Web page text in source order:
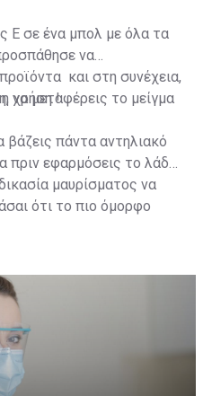
Ε σε ένα μπολ με όλα τα
να
και στη συνέχεια,
να μεταφέρεις το μείγμα
χρήση !
πάντα αντηλιακό
εφαρμόσεις το λάδι
μαυρίσματος να
ότι το πιο όμορφο